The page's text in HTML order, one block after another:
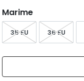
Marime
35 EU 36 EU